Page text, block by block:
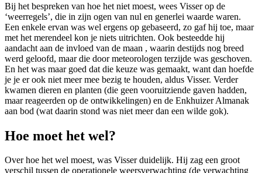
Bij het bespreken van hoe het niet moest, wees Visser op de
‘weerregels’, die in zijn ogen van nul en generlei waarde waren.
Een enkele ervan was wel ergens op gebaseerd, zo gaf hij toe, maar
met het merendeel kon je niets uitrichten. Ook besteedde hij
aandacht aan de invloed van de maan , waarin destijds nog breed
werd geloofd, maar die door meteorologen terzijde was geschoven.
En het was maar goed dat die keuze was gemaakt, want dan hoefde
je je er ook niet meer mee bezig te houden, aldus Visser. Verder
kwamen dieren en planten (die geen vooruitziende gaven hadden,
maar reageerden op de ontwikkelingen) en de Enkhuizer Almanak
aan bod (wat daarin stond was niet meer dan een wilde gok).
Hoe moet het wel?
Over hoe het wel moest, was Visser duidelijk. Hij zag een groot
verschil tussen de operationele weersverwachting (de verwachting